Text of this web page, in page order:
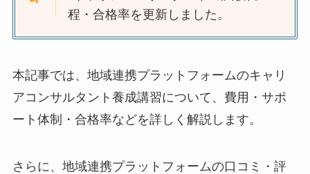
程・合格率を更新しました。
本記事では、地域連携プラットフォームのキャリ
アコンサルタント養成講習について、費用・サポ
ート体制・合格率などを詳しく解説します。
さらに、地域連携プラットフォームの口コミ・評